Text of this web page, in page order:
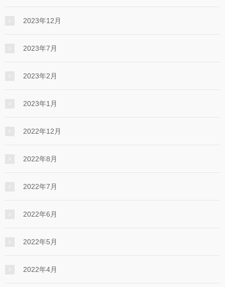
2023年12月
2023年7月
2023年2月
2023年1月
2022年12月
2022年8月
2022年7月
2022年6月
2022年5月
2022年4月